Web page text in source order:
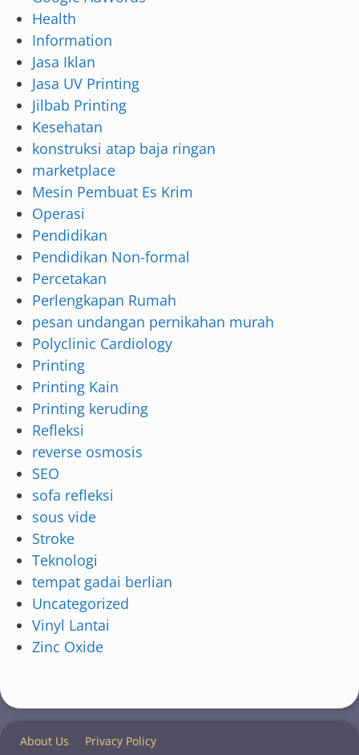
Health
Information
Jasa Iklan
Jasa UV Printing
Jilbab Printing
Kesehatan
konstruksi atap baja ringan
marketplace
Mesin Pembuat Es Krim
Operasi
Pendidikan
Pendidikan Non-formal
Percetakan
Perlengkapan Rumah
pesan undangan pernikahan murah
Polyclinic Cardiology
Printing
Printing Kain
Printing keruding
Refleksi
reverse osmosis
SEO
sofa refleksi
sous vide
Stroke
Teknologi
tempat gadai berlian
Uncategorized
Vinyl Lantai
Zinc Oxide
About Us Privacy Policy